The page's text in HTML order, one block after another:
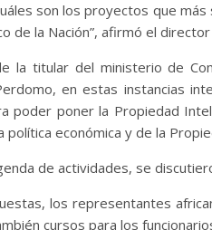
son los proyectos que
de la Nación”, afirmó el
la titular del ministerio de
en estas instancias
poder poner la Propiedad
política económica y de la
de actividades, se
los representantes
cursos para los